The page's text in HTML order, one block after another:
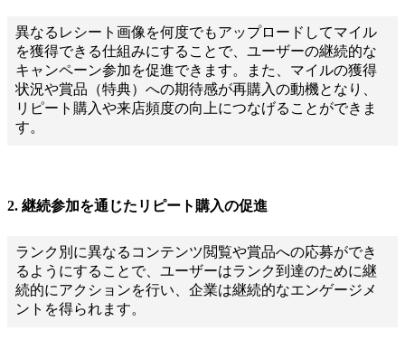
異なるレシート画像を何度でもアップロードしてマイル
を獲得できる仕組みにすることで、ユーザーの継続的な
キャンペーン参加を促進できます。また、マイルの獲得
状況や賞品（特典）への期待感が再購入の動機となり、
リピート購入や来店頻度の向上につなげることができま
す。
2. 継続参加を通じたリピート購入の促進
ランク別に異なるコンテンツ閲覧や賞品への応募ができ
るようにすることで、ユーザーはランク到達のために継
続的にアクションを行い、企業は継続的なエンゲージメ
ントを得られます。